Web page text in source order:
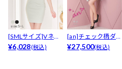
[SMLサイズ]Vネッ
クフリル袖シアー...
¥6,028(税込)
[an]チェック柄ダブ
ルボタンマーメイ...
¥27,500(税込)